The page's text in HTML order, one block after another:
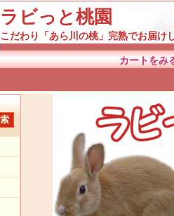
ラビっと桃園
こだわり「あら川の桃」完熟でお届け
カートをみ